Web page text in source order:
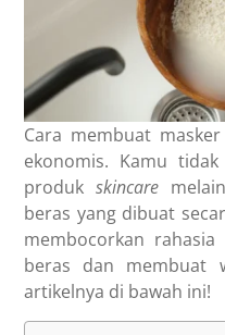
Cara membuat
ekonomis. Kamu
produkskincare
beras yang dibuat
membocorkan
beras dan membuat
artikelnya di bawah ini!